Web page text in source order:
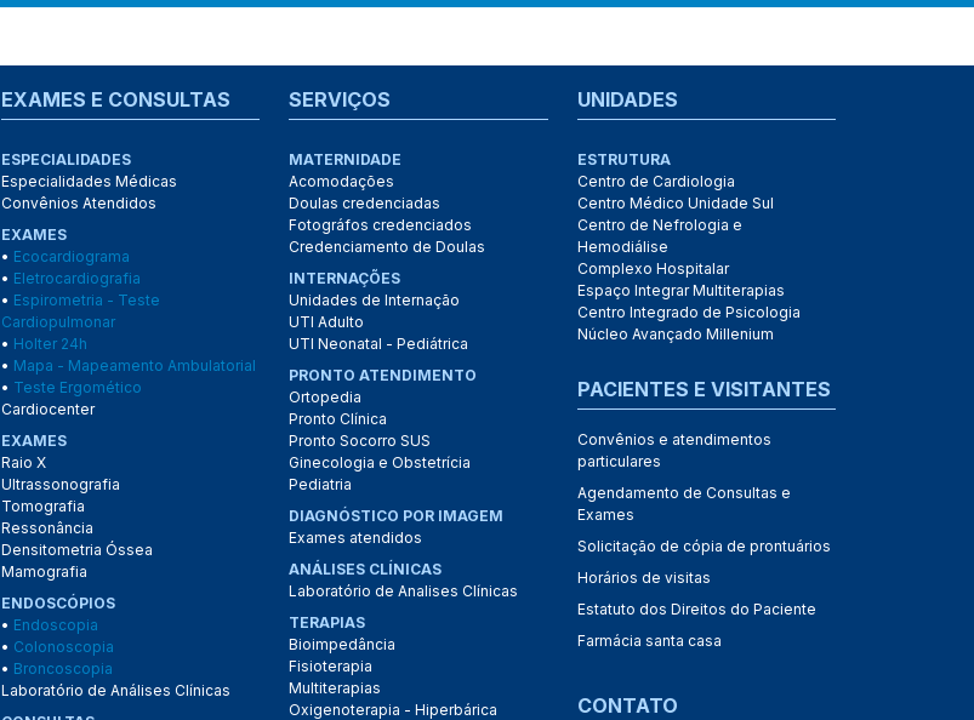
EXAMES E CONSULTAS
ESPECIALIDADES
Especialidades Médicas
Convênios Atendidos
EXAMES
• Ecocardiograma
• Eletrocardiografia
• Espirometria - Teste
Cardiopulmonar
• Holter 24h
• Mapa - Mapeamento Ambulatorial
• Teste Ergomético
Cardiocenter
EXAMES
Raio X
Ultrassonografia
Tomografia
Ressonância
Densitometria Óssea
Mamografia
ENDOSCÓPIOS
• Endoscopia
• Colonoscopia
• Broncoscopia
Laboratório de Análises Clínicas
SERVIÇOS
MATERNIDADE
Acomodações
Doulas credenciadas
Fotográfos credenciados
Credenciamento de Doulas
INTERNAÇÕES
Unidades de Internação
UTI Adulto
UTI Neonatal - Pediátrica
PRONTO ATENDIMENTO
Ortopedia
Pronto Clínica
Pronto Socorro SUS
Ginecologia e Obstetrícia
Pediatria
DIAGNÓSTICO POR IMAGEM
Exames atendidos
ANÁLISES CLÍNICAS
Laboratório de Analises Clínicas
TERAPIAS
Bioimpedância
Fisioterapia
Multiterapias
Oxigenoterapia - Hiperbárica
UNIDADES
ESTRUTURA
Centro de Cardiologia
Centro Médico Unidade Sul
Centro de Nefrologia e
Hemodiálise
Complexo Hospitalar
Espaço Integrar Multiterapias
Centro Integrado de Psicologia
Núcleo Avançado Millenium
PACIENTES E VISITANTES
Convênios e atendimentos
particulares
Agendamento de Consultas e
Exames
Solicitação de cópia de prontuários
Horários de visitas
Estatuto dos Direitos do Paciente
Farmácia santa casa
CONTATO